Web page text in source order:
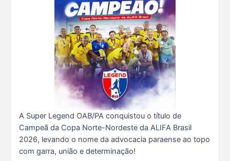
A Super Legend OAB/PA conquistou o título de
Campeã da Copa Norte-Nordeste da ALIFA Brasil
2026, levando o nome da advocacia paraense ao topo
com garra, união e determinação!
Ganhar tempo, automatizar tarefas e aumentar a pro s...
7 De Julho De 2026